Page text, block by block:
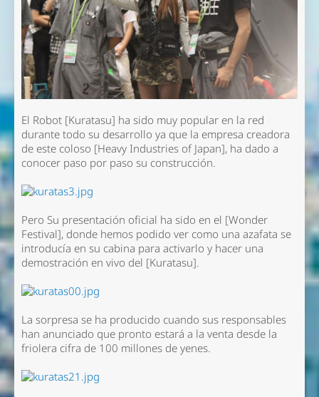
El Robot [Kuratasu] ha sido muy popular en la red
durante todo su desarrollo ya que la empresa creadora
de este coloso [Heavy Industries of Japan], ha dado a
conocer paso por paso su construcción.
Pero Su presentación oficial ha sido en el [Wonder
Festival], donde hemos podido ver como una azafata se
introducía en su cabina para activarlo y hacer una
demostración en vivo del [Kuratasu].
La sorpresa se ha producido cuando sus responsables
han anunciado que pronto estará a la venta desde la
friolera cifra de 100 millones de yenes.